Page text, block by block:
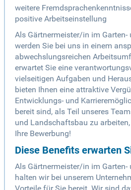
weitere
positive Arbeitseinstellung
Als Gärtnermeister/in im
werden Sie bei uns in einem
abwechslungsreichen
erwartet Sie eine
vielseitigen Aufgaben und
bieten Ihnen eine attraktive
Entwicklungs- und
bereit sind, als Teil unseres
und Landschaftsbau zu
Ihre Bewerbung!
Diese Benefits erwarten
Als Gärtnermeister/in im
halten wir bei unserem